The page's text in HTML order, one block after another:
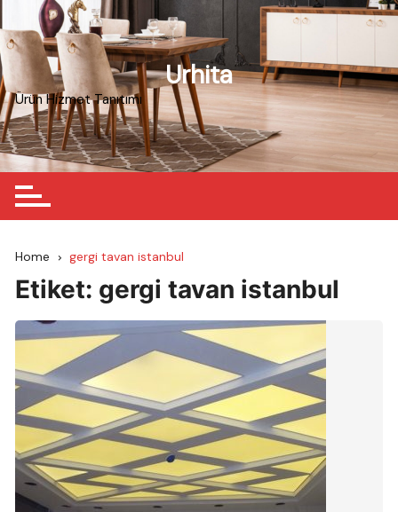
to
content
Urhita
Ürün Hizmet Tanıtımı
Home gergi tavan istanbul
Etiket: gergi tavan istanbul